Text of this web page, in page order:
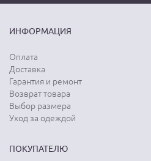
ИНФОРМАЦИЯ
Оплата
Доставка
Гарантия и ремонт
Возврат товара
Выбор размера
Уход за одеждой
ПОКУПАТЕЛЮ